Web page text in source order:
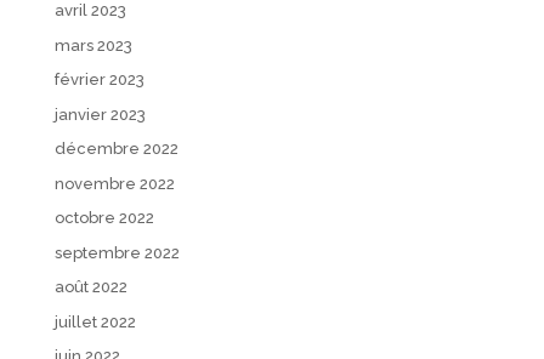
avril 2023
mars 2023
février 2023
janvier 2023
décembre 2022
novembre 2022
octobre 2022
septembre 2022
août 2022
juillet 2022